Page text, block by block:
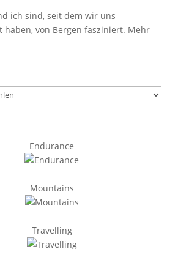
ich sind, seit dem wir uns
haben, von Bergen fasziniert. Mehr
Endurance
Mountains
Travelling